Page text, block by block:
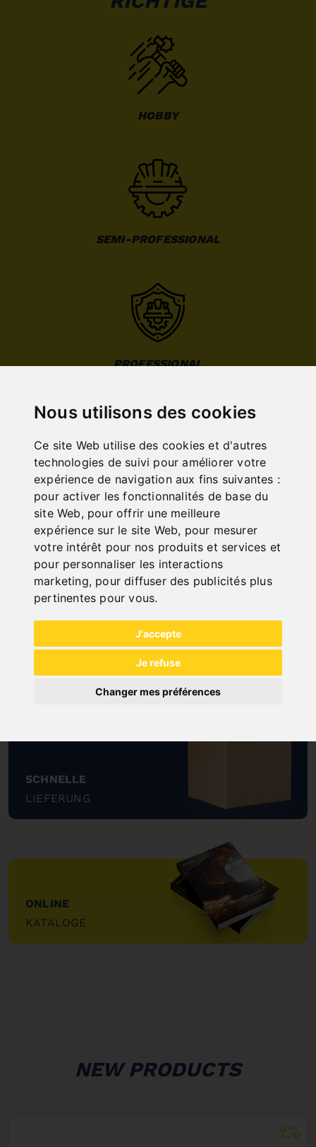
Nous utilisons des cookies
Ce site Web utilise des cookies et d'autres
technologies de suivi pour améliorer votre
expérience de navigation aux fins suivantes :
pour activer les fonctionnalités de base du
site Web, pour offrir une meilleure
expérience sur le site Web, pour mesurer
votre intérêt pour nos produits et services et
pour personnaliser les interactions
marketing, pour diffuser des publicités plus
pertinentes pour vous.
J'accepte
Je refuse
Changer mes préférences
HOBBY
SEMI-PROFESSIONAL
PROFESSIONAL
INDUSTRIAL
NOCH FRAGEN?
+43 732 / 664015
BERNARDO@PWA.AT
SCHNELLE
LIEFERUNG
"
ONLINE
KATALOGE
"
NEW PRODUCTS